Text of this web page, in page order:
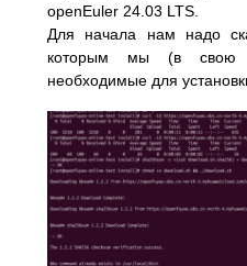
openEuler 24.03 LTS.
Для начала нам надо
которым мы (в свою
необходимые для